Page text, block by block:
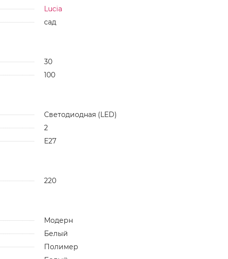
Lucia
сад
30
100
Светодиодная (LED)
2
E27
220
Модерн
Белый
Полимер